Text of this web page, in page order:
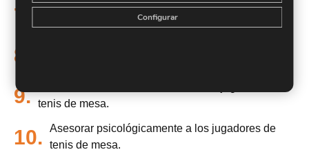
7.
Aprender los aspectos metodológicos del proceso
de enseñanza-aprendizaje en tenis de mesa.
8.
9. tenis de mesa.
10.
Asesorar psicológicamente a los jugadores de
tenis de mesa.
Configurar